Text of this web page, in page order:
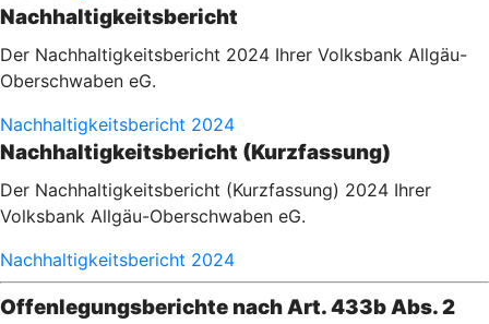
Nachhaltigkeitsbericht
Der Nachhaltigkeitsbericht 2024 Ihrer Volksbank Allgäu-
Oberschwaben eG.
Nachhaltigkeitsbericht 2024
Nachhaltigkeitsbericht (Kurzfassung)
Der Nachhaltigkeitsbericht (Kurzfassung) 2024 Ihrer
Volksbank Allgäu-Oberschwaben eG.
Nachhaltigkeitsbericht 2024
Offenlegungsberichte nach Art. 433b Abs. 2